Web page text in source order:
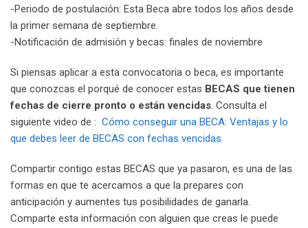
-Periodo de postulación: Esta Beca abre todos los años desde
la primer semana de septiembre.
-Notificación de admisión y becas: finales de noviembre
Si piensas aplicar a esta convocatoria o beca, es importante
que conozcas el porqué de conocer estas BECAS que tienen
fechas de cierre pronto o están vencidas. Consulta el
siguiente video de : Cómo conseguir una BECA: Ventajas y lo
que debes leer de BECAS con fechas vencidas
Compartir contigo estas BECAS que ya pasaron, es una de las
formas en que te acercamos a que la prepares con
anticipación y aumentes tus posibilidades de ganarla.
Comparte esta información con alguien que creas le puede